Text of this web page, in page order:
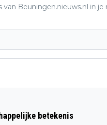
Beuningen.nieuws.nl in je
betekenis